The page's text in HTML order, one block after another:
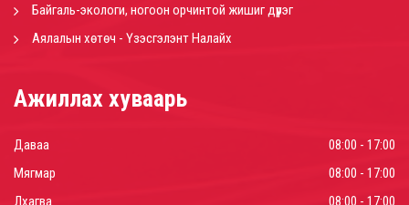
Байгаль-экологи, ногоон орчинтой жишиг дүүрэг
Аялалын хөтөч - Үзэсгэлэнт Налайх
Ажиллах хуваарь
Даваа
08:00 - 17:00
Мягмар
08:00 - 17:00
Лхагва
08:00 - 17:00